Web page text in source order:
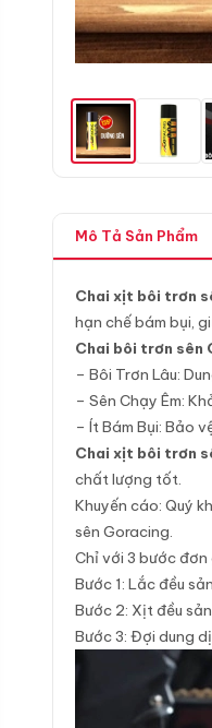
Mô Tả Sản Phẩm
Chai xịt bôi trơn
hạn chế bám bụi,
Chai bôi trơn sên
– Bôi Trơn Lâu:
– Sên Chạy Êm:
– Ít Bám Bụi: Bảo
Chai xịt bôi trơn
chất lượng tốt.
Khuyến cáo: Quý
sên Goracing.
Chỉ với 3 bước
Bước 1: Lắc đều
Bước 2: Xịt đều
Bước 3: Đợi dung